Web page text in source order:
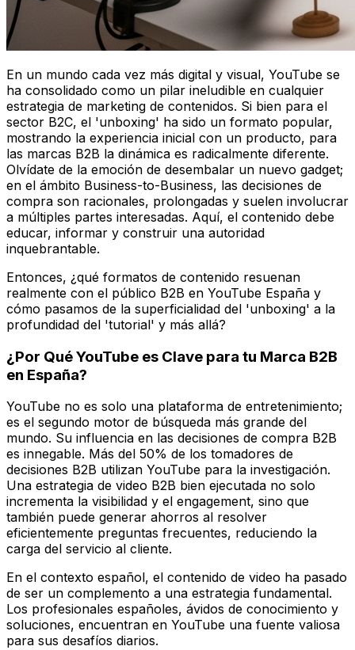
En un mundo cada vez más digital y visual, YouTube se
ha consolidado como un pilar ineludible en cualquier
estrategia de marketing de contenidos. Si bien para el
sector B2C, el 'unboxing' ha sido un formato popular,
mostrando la experiencia inicial con un producto, para
las marcas B2B la dinámica es radicalmente diferente.
Olvídate de la emoción de desembalar un nuevo gadget;
en el ámbito Business-to-Business, las decisiones de
compra son racionales, prolongadas y suelen involucrar
a múltiples partes interesadas. Aquí, el contenido debe
educar, informar y construir una autoridad
inquebrantable.
Entonces, ¿qué formatos de contenido resuenan
realmente con el público B2B en YouTube España y
cómo pasamos de la superficialidad del 'unboxing' a la
profundidad del 'tutorial' y más allá?
¿Por Qué YouTube es Clave para tu Marca B2B
en España?
YouTube no es solo una plataforma de entretenimiento;
es el segundo motor de búsqueda más grande del
mundo. Su influencia en las decisiones de compra B2B
es innegable. Más del 50% de los tomadores de
decisiones B2B utilizan YouTube para la investigación.
Una estrategia de video B2B bien ejecutada no solo
incrementa la visibilidad y el engagement, sino que
también puede generar ahorros al resolver
eficientemente preguntas frecuentes, reduciendo la
carga del servicio al cliente.
En el contexto español, el contenido de video ha pasado
de ser un complemento a una estrategia fundamental.
Los profesionales españoles, ávidos de conocimiento y
soluciones, encuentran en YouTube una fuente valiosa
para sus desafíos diarios.